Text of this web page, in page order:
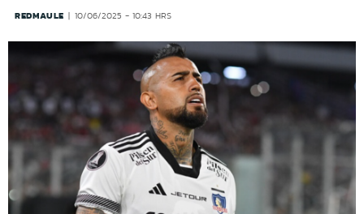
REDMAULE 10/06/2025 - 10:43 HRS